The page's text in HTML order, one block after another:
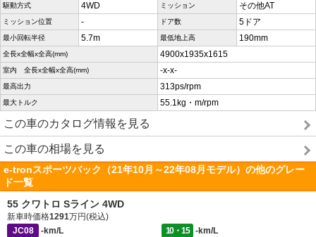
駆動方式 4WD ミッション その他AT
ミッション位置 - ドア数 5ドア
最小回転半径 5.7m 最低地上高 190mm
全長x全幅x全高(mm) 4900x1935x1615
室内 全長x全幅x全高(mm) -x-x-
最高出力 313ps/rpm
最大トルク 55.1kg・m/rpm
この車のカタログ情報を見る
この車の相場を見る
e-tronスポーツバック（21年10月～22年08月モデル）の他のグレー
ド一覧
55 クワトロ Sライン 4WD
新車時価格1291万円(税込)
JC08
-km/L 10・15
-km/L